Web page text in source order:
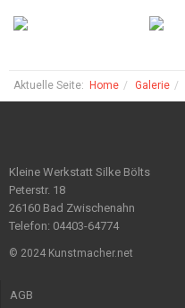
Aktuelle Seite: Home Galerie
Kleine Werkstatt Silke Bölts
Peterstr. 18
26160 Bad Zwischenahn
Telefon: 04403-64774
© 2024 Kunstmacher.net
AGB